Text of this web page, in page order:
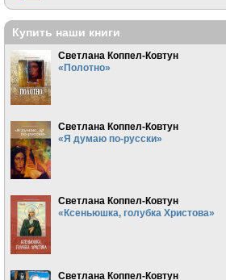
Купить наши книги
Светлана Коппел-Ковтун
«Полотно»
Светлана Коппел-Ковтун
«Я думаю по-русски»
Светлана Коппел-Ковтун
«Ксеньюшка, голубка Христова»
Светлана Коппел-Ковтун